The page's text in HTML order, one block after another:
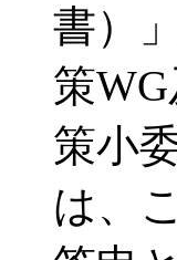
書）
策
策小
は、